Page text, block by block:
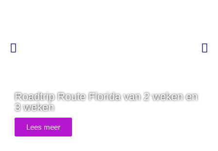
Roadtrip Route Florida van 2 weken en
3 weken
Lees meer